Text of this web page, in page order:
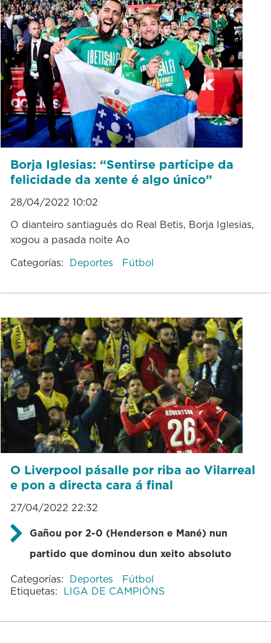
Borja Iglesias: “Sentirse partícipe da
felicidade da xente é algo único”
28/04/2022 10:02
O dianteiro santiagués do Real Betis, Borja Iglesias,
xogou a pasada noite Ao
Categorías: Deportes Fútbol
O Liverpool pásalle por riba ao Vilarreal
e pon a directa cara á final
27/04/2022 22:32
Gañou por 2-0 (Henderson e Mané) nun
partido que dominou dun xeito absoluto
Categorías: Deportes
Fútbol
Etiquetas: LIGA DE CAMPIÓNS